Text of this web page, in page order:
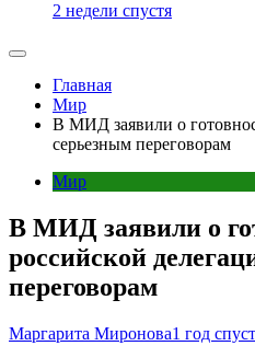
2 недели спустя
Главная
Мир
В МИД заявили о
серьезным переговорам
Мир
В МИД заявили о
российской
переговорам
Маргарита Миронова1 год